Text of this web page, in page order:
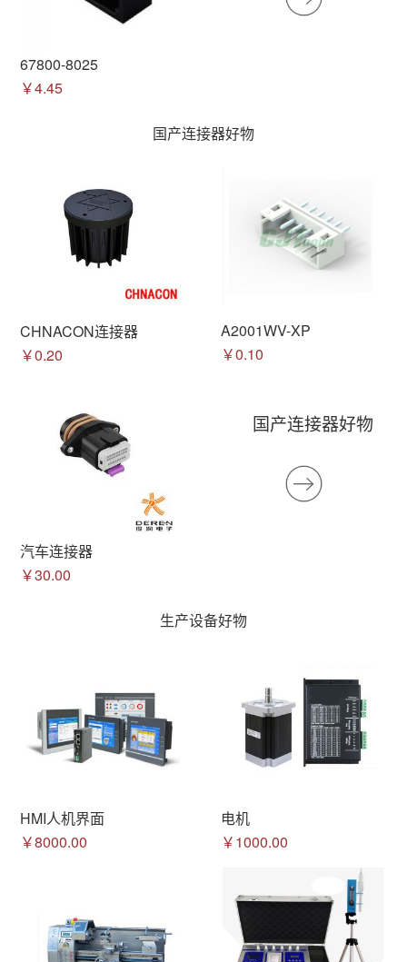
67800-8025
￥4.45
国产连接器好物
CHNACON连接器
￥0.20
A2001WV-XP
￥0.10
汽车连接器
￥30.00
国产连接器好物
生产设备好物
HMI人机界面
￥8000.00
电机
￥1000.00